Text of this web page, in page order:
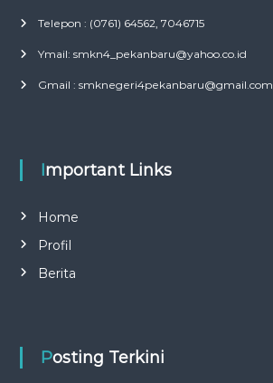
Telepon : (0761) 64562, 7046715
Ymail: smkn4_pekanbaru@yahoo.co.id
Gmail : smknegeri4pekanbaru@gmail.com
Important Links
Home
Profil
Berita
Posting Terkini